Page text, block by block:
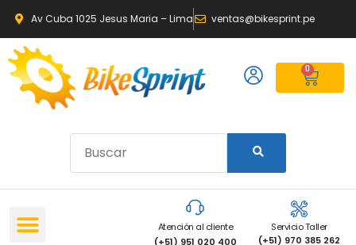
Av Cuba 1025 Jesus Maria – Lima ventas@bikesprint.pe
0
Atención al cliente
(+51) 951 020 400
Servicio Taller
(+51) 970 385 262